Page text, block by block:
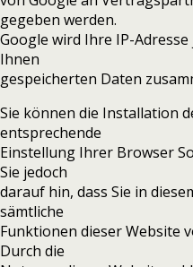
gegeben werden.
Google wird Ihre IP-
Ihnen
gespeicherten Daten
Sie können die Installation
entsprechende
Einstellung Ihrer Browser
Sie jedoch
darauf hin, dass Sie in
sämtliche
Funktionen dieser Website
Durch die